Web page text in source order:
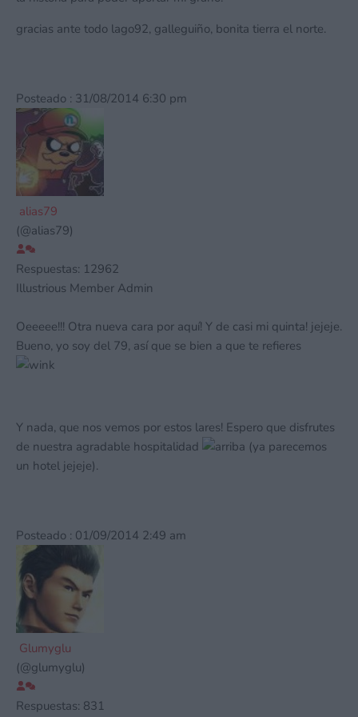
gracias ante todo lago92, galleguiño, bonita tierra el norte.
Posteado : 31/08/2014 6:30 pm
alias79
(@alias79)
Respuestas: 12962
Illustrious Member Admin
Oeeeee!!! Otra nueva cara por aquí! Y de casi mi quinta! jejeje.
Bueno, yo soy del 79, así que se bien a que te refieres
Y nada, que nos vemos por estos lares! Espero que disfrutes
de nuestra agradable hospitalidad
(ya parecemos
un hotel jejeje).
Posteado : 01/09/2014 2:49 am
Glumyglu
(@glumyglu)
Respuestas: 831